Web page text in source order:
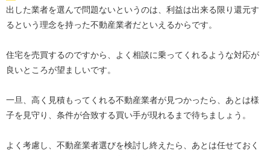
出した業者を選んで問題ないというのは、利益は出来る限り還元す
るという理念を持った不動産業者だといえるからです。
住宅を売買するのですから、よく相談に乗ってくれるような対応が
良いところが望ましいです。
一旦、高く見積もってくれる不動産業者が見つかったら、あとは様
子を見守り、条件が合致する買い手が現れるまで待ちましょう。
よく考慮し、不動産業者選びを検討し終えたら、あとは任せておく